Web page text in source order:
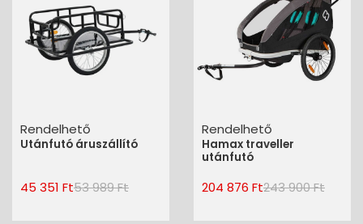
Rendelhető
Utánfutó áruszállító
45 351 Ft53 989 Ft
Rendelhető
Hamax traveller
utánfutó
204 876 Ft243 900 Ft